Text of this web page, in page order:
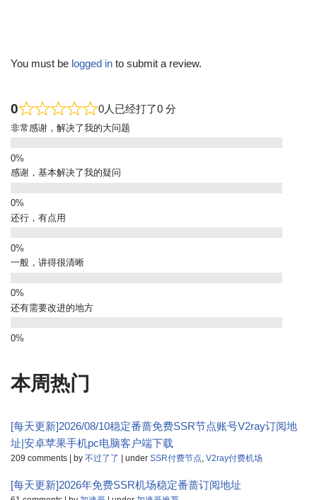
You must be logged in to submit a review.
0 0人已经打了0 分
非常感谢，解决了我的大问题
感谢，基本解决了我的疑问
还行，有点用
一般，讲得很清晰
还有需要改进的地方
本周热门
[每天更新]2026/08/10稳定番蔷免费SSR节点账号V2ray订阅地
址|安卓苹果手机pc电脑客户端下载
209 comments | by 不过了了 | under SSR付费节点 V2ray付费机场
[每天更新]2026年免费SSR机场稳定番蔷订阅地址